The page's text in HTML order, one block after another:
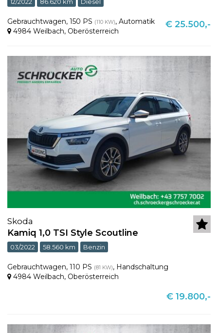
Gebrauchtwagen, 150 PS (110 KW), Automatik
4984 Weilbach, Oberösterreich
€ 25.500,-
Skoda
Kamiq 1,0 TSI Style Scoutline
03/2022 58.560 km Benzin
Gebrauchtwagen, 110 PS (81 KW), Handschaltung
4984 Weilbach, Oberösterreich
€ 19.800,-